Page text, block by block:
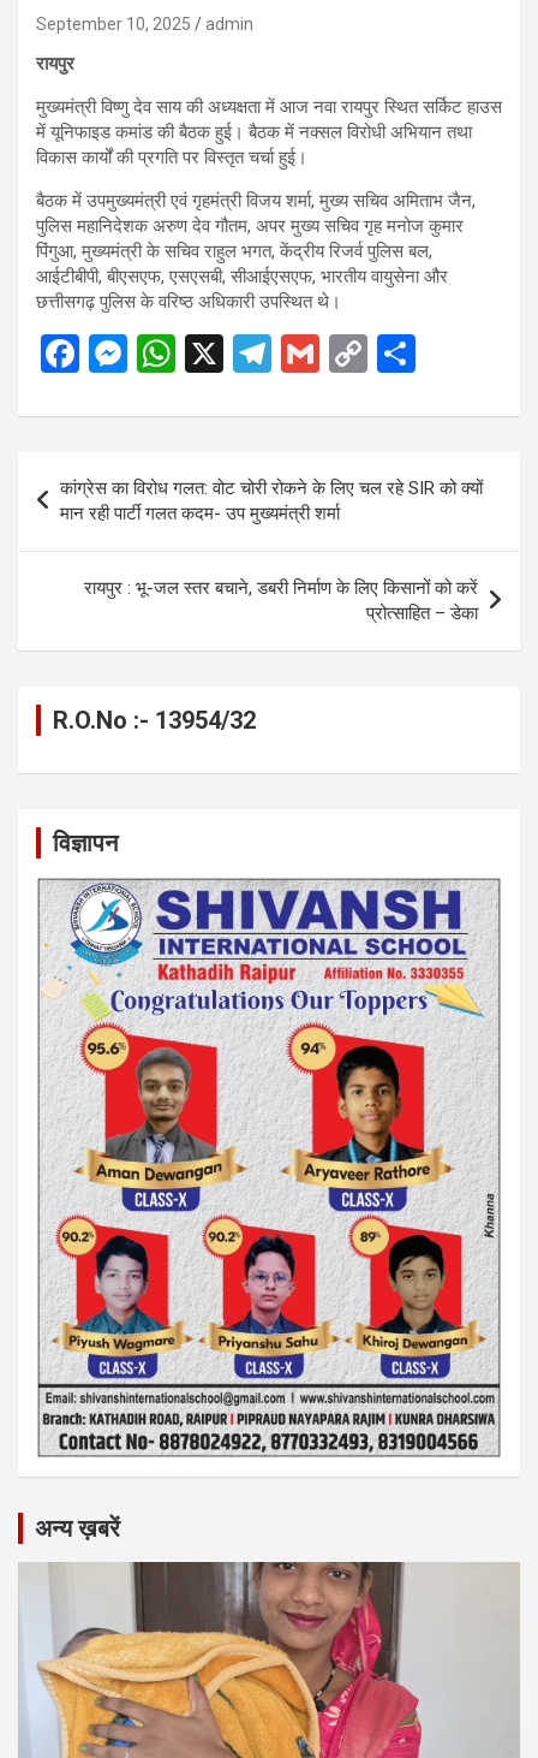
September 10, 2025 admin
रायपुर
मुख्यमंत्री विष्णु देव साय की अध्यक्षता में आज नवा रायपुर स्थित सर्किट हाउस
में यूनिफाइड कमांड की बैठक हुई। बैठक में नक्सल विरोधी अभियान तथा
विकास कार्यों की प्रगति पर विस्तृत चर्चा हुई।
बैठक में उपमुख्यमंत्री एवं गृहमंत्री विजय शर्मा, मुख्य सचिव अमिताभ जैन,
पुलिस महानिदेशक अरुण देव गौतम, अपर मुख्य सचिव गृह मनोज कुमार
पिंगुआ, मुख्यमंत्री के सचिव राहुल भगत, केंद्रीय रिजर्व पुलिस बल,
आईटीबीपी, बीएसएफ, एसएसबी, सीआईएसएफ, भारतीय वायुसेना और
छत्तीसगढ़ पुलिस के वरिष्ठ अधिकारी उपस्थित थे।
F
ce
b
o
o
k
M
se
n
g
er
W
at
A
p
p
X
T
e
gr
a
m
G
ail
C
py
Li
n
k
ar
e
navigation
कांग्रेस का विरोध गलत: वोट चोरी रोकने के लिए चल रहे SIR को क्यों
मान रही पार्टी गलत कदम- उप मुख्यमंत्री शर्मा
रायपुर : भू-जल स्तर बचाने, डबरी निर्माण के लिए किसानों को करें
प्रोत्साहित – डेका
R.O.No :- 13954/32
विज्ञापन
अन्य ख़बरें